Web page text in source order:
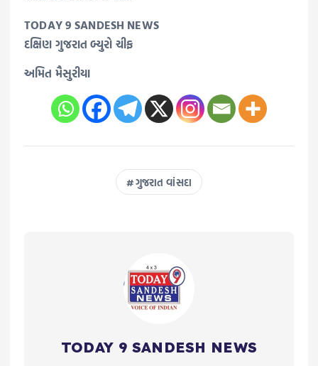
TODAY 9 SANDESH NEWS
દક્ષિણ ગુજરાત બ્યુરો ચીફ
અમિત મૈસુરીયા
ગુજરાત વાંસદા
TODAY 9 SANDESH NEWS